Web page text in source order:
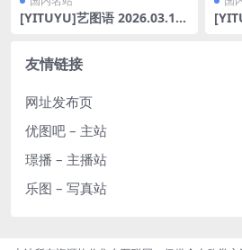
[YITUYU]艺图语 2026.03.13
友情链接
网址发布页
优图吧 – 主站
璟播 – 主播站
乐图 – 写真站